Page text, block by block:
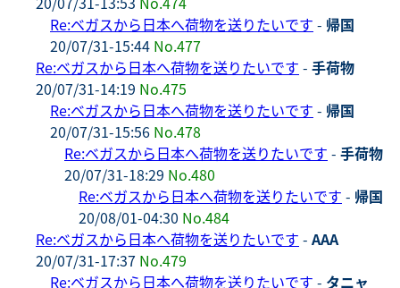
Re:ベガスから日本へ荷物を送りたいです - 帰国
20/07/31-15:44 No.477
Re:ベガスから日本へ荷物を送りたいです - 手荷物
20/07/31-14:19 No.475
Re:ベガスから日本へ荷物を送りたいです - 帰国
20/07/31-15:56 No.478
Re:ベガスから日本へ荷物を送りたいです - 手荷物
20/07/31-18:29 No.480
Re:ベガスから日本へ荷物を送りたいです - 帰国
20/08/01-04:30 No.484
Re:ベガスから日本へ荷物を送りたいです - AAA
20/07/31-17:37 No.479
Re:ベガスから日本へ荷物を送りたいです - タニャ